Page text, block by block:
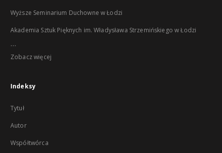
Wyższe Seminarium Duchowne w Łodzi
Akademia Sztuk Pięknych im. Władysława Strzemińskiego w Łodzi
...
Zobacz więcej
Indeksy
Tytuł
Autor
Współtwórca